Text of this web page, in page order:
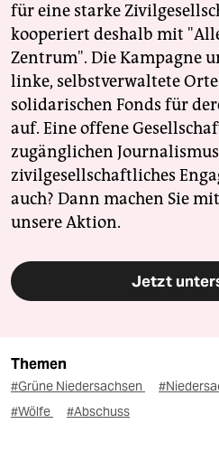
für eine starke
kooperiert deshalb mit
Zentrum". Die Kampagne
linke, selbstverwaltete
solidarischen Fonds für
auf. Eine offene
zugänglichen
zivilgesellschaftliches
auch? Dann machen Sie
unsere Aktion.
Jetzt
Themen
#Grüne Niedersachsen
#Wölfe
#Abschuss